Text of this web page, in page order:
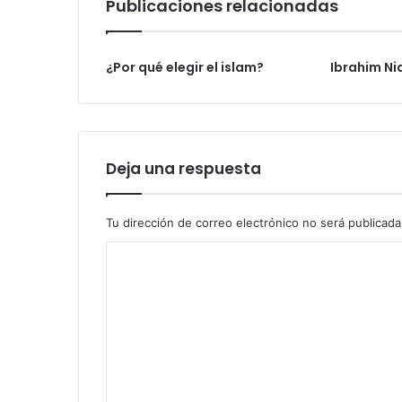
Publicaciones relacionadas
¿Por qué elegir el islam? Ibrahim
Deja una respuesta
Tu dirección de correo electrónico no será